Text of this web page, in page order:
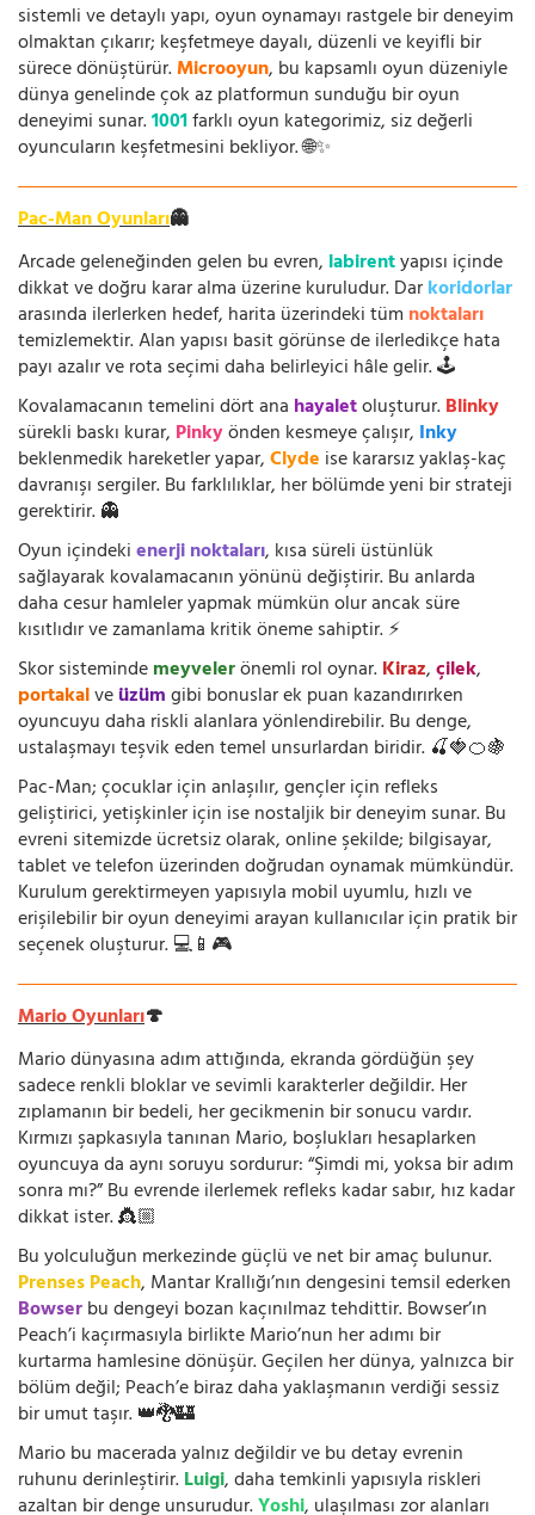
sistemli ve detaylı yapı, oyun oynamayı rastgele bir deneyim
olmaktan çıkarır; keşfetmeye dayalı, düzenli ve keyifli bir
sürece dönüştürür.Microoyun, bu kapsamlı oyun düzeniyle
dünya genelinde çok az platformun sunduğu bir oyun
deneyimi sunar.1001farklı oyun kategorimiz, siz değerli
oyuncuların keşfetmesini bekliyor. 🌐✨
Pac-Man Oyunları👻
Arcade geleneğinden gelen bu evren, labirentyapısı içinde
dikkat ve doğru karar alma üzerine kuruludur. Darkoridorlar
arasında ilerlerken hedef, harita üzerindeki tüm noktaları
temizlemektir. Alan yapısı basit görünse de ilerledikçe hata
payı azalır ve rota seçimi daha belirleyici hâle gelir. 🕹️
Kovalamacanın temelini dört ana hayaletoluşturur.Blinky
sürekli baskı kurar, Pinkyönden kesmeye çalışır, Inky
beklenmedik hareketler yapar,Clyde ise kararsız yaklaş-kaç
davranışı sergiler. Bu farklılıklar, her bölümde yeni bir strateji
gerektirir. 👻
Oyun içindekienerji noktaları, kısa süreli üstünlük
sağlayarak kovalamacanın yönünü değiştirir. Bu anlarda
daha cesur hamleler yapmak mümkün olur ancak süre
kısıtlıdır ve zamanlama kritik öneme sahiptir. ⚡
Skor sistemindemeyvelerönemli rol oynar.Kiraz,çilek,
portakalveüzümgibi bonuslar ek puan kazandırırken
oyuncuyu daha riskli alanlara yönlendirebilir. Bu denge,
ustalaşmayı teşvik eden temel unsurlardan biridir. 🍒🍓🍊🍇
Pac-Man; çocuklar için anlaşılır, gençler için refleks
geliştirici, yetişkinler için ise nostaljik bir deneyim sunar. Bu
evreni sitemizde ücretsiz olarak, online şekilde; bilgisayar,
tablet ve telefon üzerinden doğrudan oynamak mümkündür.
Kurulum gerektirmeyen yapısıyla mobil uyumlu, hızlı ve
erişilebilir bir oyun deneyimi arayan kullanıcılar için pratik bir
seçenek oluşturur. 💻📱🎮
Mario Oyunları🍄
Mario dünyasına adım attığında, ekranda gördüğün şey
sadece renkli bloklar ve sevimli karakterler değildir. Her
zıplamanın bir bedeli, her gecikmenin bir sonucu vardır.
Kırmızı şapkasıyla tanınan Mario, boşlukları hesaplarken
oyuncuya da aynı soruyu sordurur: “Şimdi mi, yoksa bir adım
sonra mı?” Bu evrende ilerlemek refleks kadar sabır, hız kadar
dikkat ister. 👸🏼
Bu yolculuğun merkezinde güçlü ve net bir amaç bulunur.
Prenses Peach, Mantar Krallığı’nın dengesini temsil ederken
Bowserbu dengeyi bozan kaçınılmaz tehdittir. Bowser’ın
Peach’i kaçırmasıyla birlikte Mario’nun her adımı bir
kurtarma hamlesine dönüşür. Geçilen her dünya, yalnızca bir
bölüm değil; Peach’e biraz daha yaklaşmanın verdiği sessiz
bir umut taşır. 👑🐉🏰
Mario bu macerada yalnız değildir ve bu detay evrenin
ruhunu derinleştirir.Luigi, daha temkinli yapısıyla riskleri